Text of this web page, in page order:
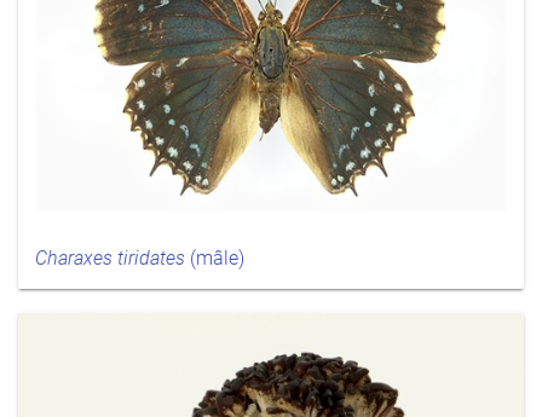
Charaxes tiridates (mâle)